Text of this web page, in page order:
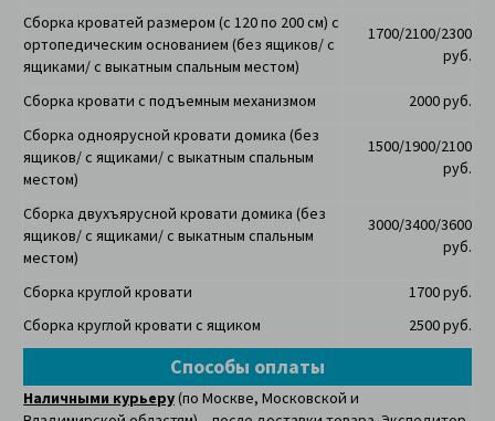
Сборка кроватей размером (с 120 по 200 см) с
ортопедическим основанием (без ящиков/ с
ящиками/ с выкатным спальным местом)
1700/2100/2300
руб.
Сборка кровати с подъемным механизмом
2000 руб.
Сборка одноярусной кровати домика (без
ящиков/ с ящиками/ с выкатным спальным
местом)
1500/1900/2100
руб.
Сборка двухъярусной кровати домика (без
ящиков/ с ящиками/ с выкатным спальным
местом)
3000/3400/3600
руб.
Сборка круглой кровати
Сборка круглой кровати с ящиком
1700 руб.
2500 руб.
Способы оплаты
Наличными курьеру(по Москве, Московской и